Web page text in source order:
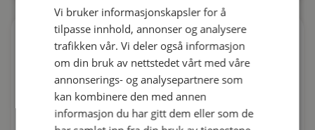
Vi bruker informasjonskapsler for å
tilpasse innhold, annonser og analysere
trafikken vår. Vi deler også informasjon
om din bruk av nettstedet vårt med våre
annonserings- og analysepartnere som
kan kombinere den med annen
informasjon du har gitt dem eller som de